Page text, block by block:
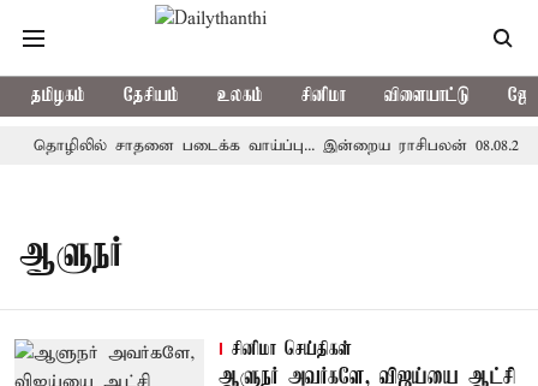
தமிழகம் தேசியம் உலகம் சினிமா விளையாட்டு
தொழிலில் சாதனை படைக்க வாய்ப்பு... இன்றைய ராசிபலன் 08.08.2026
ஆளுநர்
சினிமா செய்திகள்
ஆளுநர் அவர்களே, விஜய்யை ஆட்சி